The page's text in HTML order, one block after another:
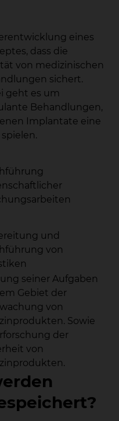
eines
dass die
von medizinischen
sichert.
geht es um
Behandlungen,
Implantate eine
spielen.
und
von
seiner Aufgaben
Gebiet der
von
Sowie
der
von